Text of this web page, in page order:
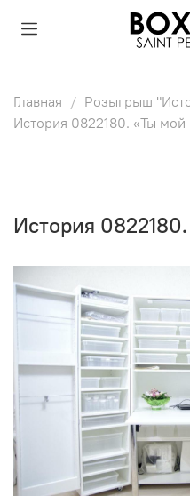
Главная
Розыгрыш
История 0822180. «Ты мой
История